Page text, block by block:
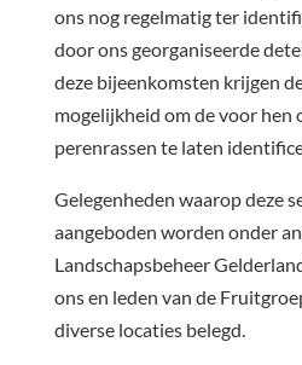
ons nog regelmatig ter
door ons georganiseerde
deze bijeenkomsten krijgen
mogelijkheid om de voor hen
perenrassen te laten
Gelegenheden waarop deze
aangeboden worden onder
Landschapsbeheer
ons en leden van de
diverse locaties belegd.